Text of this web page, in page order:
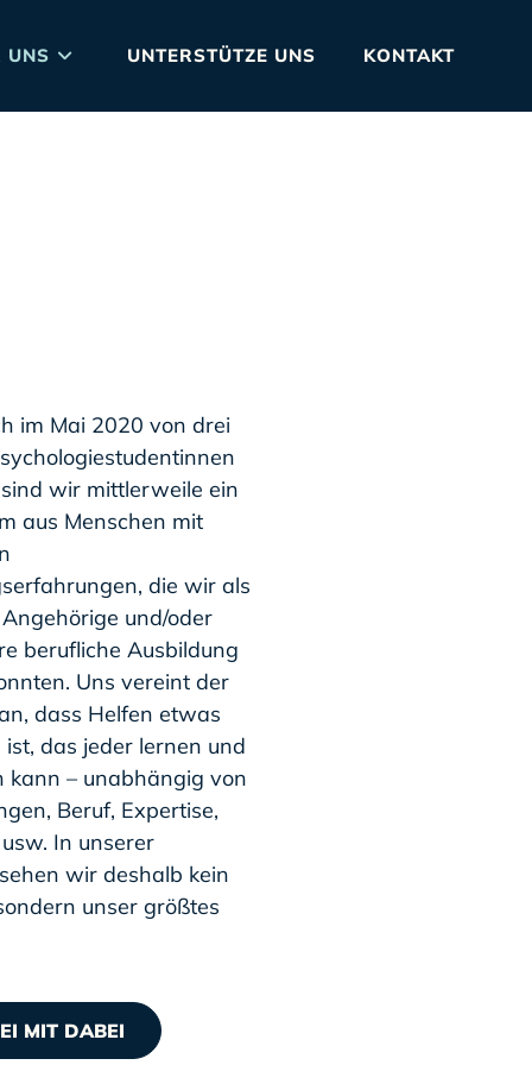
UNS UNTERSTÜTZE UNS KONTAKT
im Mai 2020 von drei
wir mittlerweile ein
aus Menschen mit
die wir als
und/oder
berufliche Ausbildung
Uns vereint der
dass Helfen etwas
das jeder lernen und
kann – unabhängig von
Beruf, Expertise,
In unserer
wir deshalb kein
unser größtes
MIT DABEI